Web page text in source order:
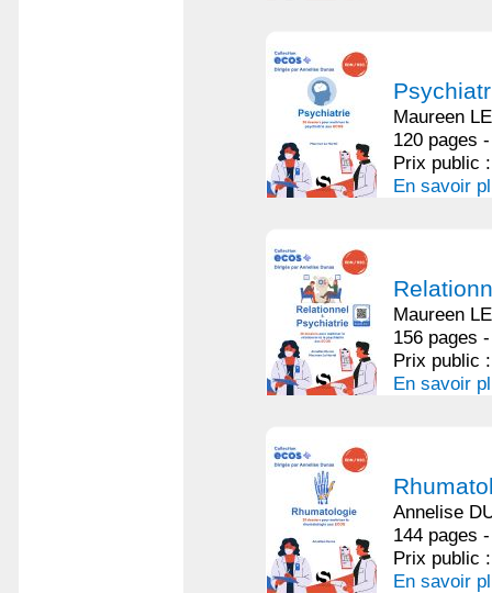
Maureen
120 pages
Prix public
En savoir
Maureen
156 pages
Prix public
En savoir
Annelise
144 pages
Prix public
En savoir